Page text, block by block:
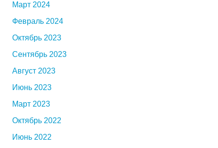
Март 2024
Февраль 2024
Октябрь 2023
Сентябрь 2023
Август 2023
Июнь 2023
Март 2023
Октябрь 2022
Июнь 2022